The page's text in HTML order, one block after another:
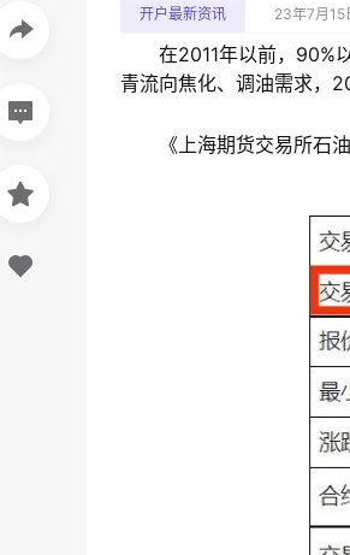
开户最新资讯 23年7月15
在2011年以前，90%以
青流向焦化、调油需求，
《上海期货交易所石油